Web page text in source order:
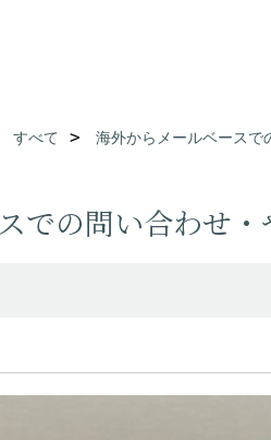
すべて 海外からメールベースで
での問い合わせ